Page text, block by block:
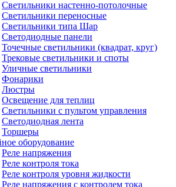
Светильники настенно-потолочные
Светильники переносные
Светильники типа Шар
Светодиодные панели
Точечные светильники (квадрат, круг)
Трековые светильники и споты
Уличные светильники
Фонарики
Люстры
Освещение для теплиц
Светильники с пультом управления
Светодиодная лента
Торшеры
оборудование
Реле напряжения
Реле контроля тока
Реле контроля уровня жидкости
Реле напряжения с контролем тока